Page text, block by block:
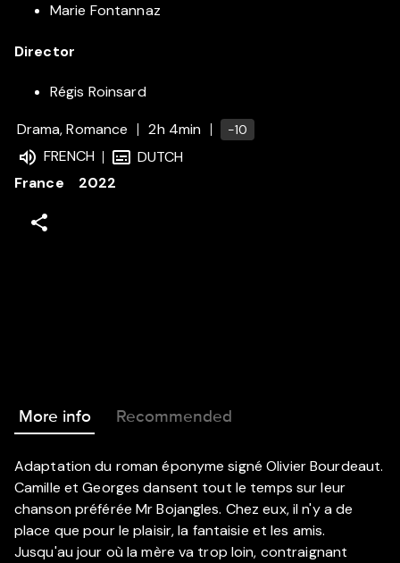
Marie Fontannaz
Director
Régis Roinsard
Drama, Romance
2h 4min -10
FRENCH
DUTCH
France
2022
More info Recommended
Adaptation du roman éponyme signé Olivier Bourdeaut.
Camille et Georges dansent tout le temps sur leur
chanson préférée Mr Bojangles. Chez eux, il n'y a de
place que pour le plaisir, la fantaisie et les amis.
Jusqu'au jour où la mère va trop loin, contraignant